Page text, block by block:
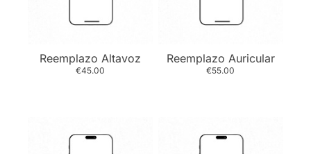
Reemplazo Altavoz
€45.00
Reemplazo Auricular
€55.00